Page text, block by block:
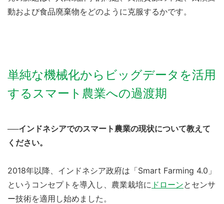
動および食品廃棄物をどのように克服するかです。
単純な機械化からビッグデータを活用
するスマート農業への過渡期
──インドネシアでのスマート農業の現状について教えて
ください。
2018年以降、インドネシア政府は「Smart Farming 4.0」
というコンセプトを導入し、農業栽培に ドローンとセンサ
ー技術を適用し始めました。